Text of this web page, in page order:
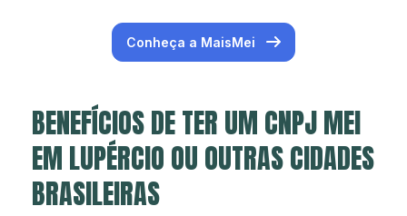
Conheça a MaisMei
BENEFÍCIOS DE TER UM CNPJ MEI
EM LUPÉRCIO OU OUTRAS CIDADES
BRASILEIRAS